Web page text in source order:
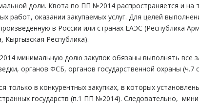
доли. Квота по ПП №2014 распространяется и на
работ, оказании закупаемых услуг. Для целей
в России или странах ЕАЭС (Республика
Кыргызская Республика).
минимальную долю закупок обязаны выполнять все
органов ФСБ, органов государственной охраны
только в конкурентных закупках, в которых
государств (п.1 ПП №2014). Следовательно,